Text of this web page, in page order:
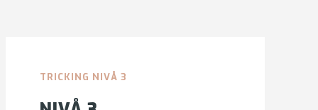
TRICKING NIVÅ 3